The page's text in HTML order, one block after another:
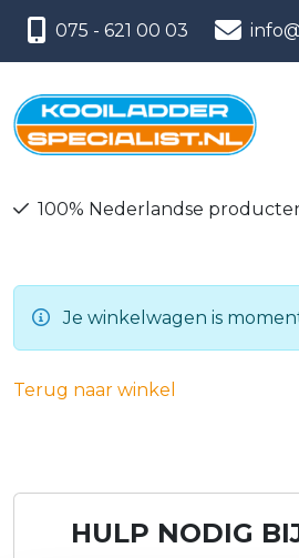
075 - 621 00 03
100% Nederlandse
Je winkelwagen is
Terug naar winkel
HULP NODIG